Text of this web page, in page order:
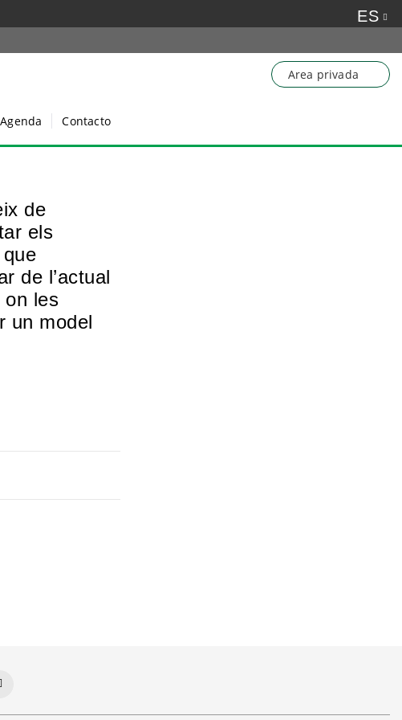
ES
Agenda Contacto
Area privada
de
els
de l’actual
on les
un model